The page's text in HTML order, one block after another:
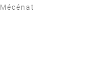
Mécénat